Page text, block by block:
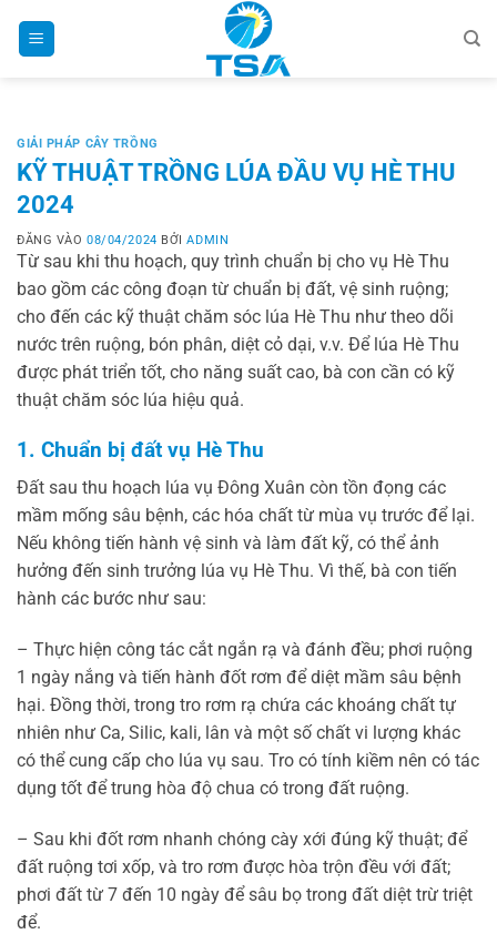
GIẢI PHÁP CÂY TRỒNG
KỸ THUẬT TRỒNG LÚA ĐẦU VỤ HÈ THU
2024
ĐĂNG VÀO08/04/2024 BỞIADMIN
Từ sau khi thu hoạch, quy trình chuẩn bị cho vụ Hè Thu
bao gồm các công đoạn từ chuẩn bị đất, vệ sinh ruộng;
cho đến các kỹ thuật chăm sóc lúa Hè Thu như theo dõi
nước trên ruộng, bón phân, diệt cỏ dại, v.v. Để lúa Hè Thu
được phát triển tốt, cho năng suất cao, bà con cần có kỹ
thuật chăm sóc lúa hiệu quả.
1. Chuẩn bị đất vụ Hè Thu
Đất sau thu hoạch lúa vụ Đông Xuân còn tồn đọng các
mầm mống sâu bệnh, các hóa chất từ mùa vụ trước để lại.
Nếu không tiến hành vệ sinh và làm đất kỹ, có thể ảnh
hưởng đến sinh trưởng lúa vụ Hè Thu. Vì thế, bà con tiến
hành các bước như sau:
– Thực hiện công tác cắt ngắn rạ và đánh đều; phơi ruộng
1 ngày nắng và tiến hành đốt rơm để diệt mầm sâu bệnh
hại. Đồng thời, trong tro rơm rạ chứa các khoáng chất tự
nhiên như Ca, Silic, kali, lân và một số chất vi lượng khác
có thể cung cấp cho lúa vụ sau. Tro có tính kiềm nên có tác
dụng tốt để trung hòa độ chua có trong đất ruộng.
– Sau khi đốt rơm nhanh chóng cày xới đúng kỹ thuật; để
đất ruộng tơi xốp, và tro rơm được hòa trộn đều với đất;
phơi đất từ 7 đến 10 ngày để sâu bọ trong đất diệt trừ triệt
để.